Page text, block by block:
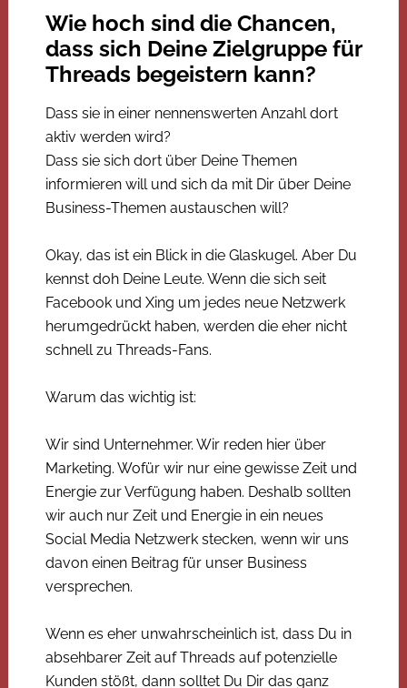
Wie hoch sind die Chancen,
dass sich Deine Zielgruppe für
Threads begeistern kann?
Dass sie in einer nennenswerten Anzahl dort
aktiv werden wird?
Dass sie sich dort über Deine Themen
informieren will und sich da mit Dir über Deine
Business-Themen austauschen will?
Okay, das ist ein Blick in die Glaskugel. Aber Du
kennst doh Deine Leute. Wenn die sich seit
Facebook und Xing um jedes neue Netzwerk
herumgedrückt haben, werden die eher nicht
schnell zu Threads-Fans.
Warum das wichtig ist:
Wir sind Unternehmer. Wir reden hier über
Marketing. Wofür wir nur eine gewisse Zeit und
Energie zur Verfügung haben. Deshalb sollten
wir auch nur Zeit und Energie in ein neues
Social Media Netzwerk stecken, wenn wir uns
davon einen Beitrag für unser Business
versprechen.
Wenn es eher unwahrscheinlich ist, dass Du in
absehbarer Zeit auf Threads auf potenzielle
Kunden stößt, dann solltet Du Dir das ganz